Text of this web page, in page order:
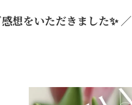
想をいただきました✨ ／